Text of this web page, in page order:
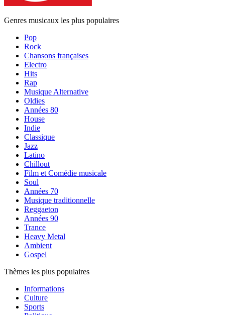
Genres musicaux les plus populaires
Pop
Rock
Chansons françaises
Electro
Hits
Rap
Musique Alternative
Oldies
Années 80
House
Indie
Classique
Jazz
Latino
Chillout
Film et Comédie musicale
Soul
Années 70
Musique traditionnelle
Reggaeton
Années 90
Trance
Heavy Metal
Ambient
Gospel
Thèmes les plus populaires
Informations
Culture
Sports